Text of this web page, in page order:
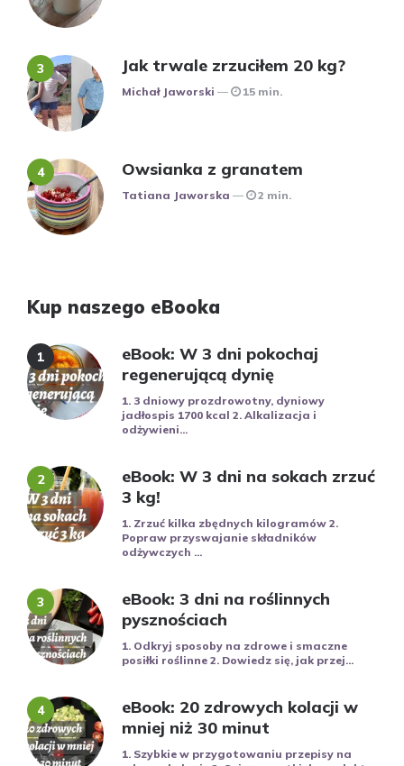
Jak trwale zrzuciłem 20 kg?
Posted
Michał Jaworski 15 min.
Owsianka z granatem
Posted
Tatiana Jaworska 2 min.
Kup naszego eBooka
eBook: W 3 dni pokochaj
regenerującą dynię
1. 3 dniowy prozdrowotny, dyniowy
jadłospis 1700 kcal 2. Alkalizacja i
odżywieni...
eBook: W 3 dni na sokach zrzuć
3 kg!
1. Zrzuć kilka zbędnych kilogramów 2.
Popraw przyswajanie składników
odżywczych ...
eBook: 3 dni na roślinnych
pysznościach
1. Odkryj sposoby na zdrowe i smaczne
posiłki roślinne 2. Dowiedz się, jak przej...
eBook: 20 zdrowych kolacji w
mniej niż 30 minut
1. Szybkie w przygotowaniu przepisy na